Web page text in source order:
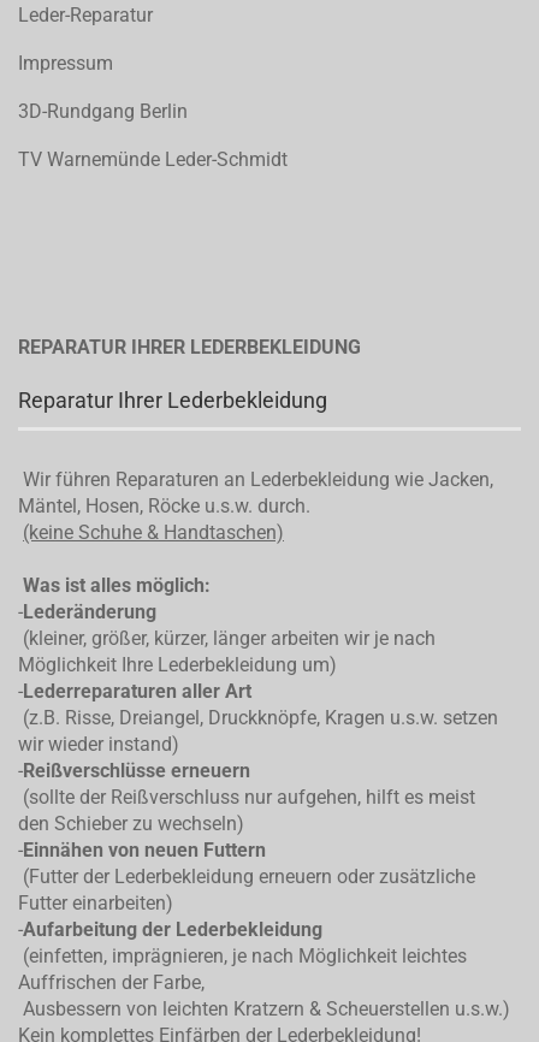
Leder-Reparatur
Impressum
3D-Rundgang Berlin
TV Warnemünde Leder-Schmidt
REPARATUR IHRER LEDERBEKLEIDUNG
Reparatur Ihrer Lederbekleidung
Wir führen Reparaturen an Lederbekleidung wie Jacken,
Mäntel, Hosen, Röcke u.s.w. durch.
(keine Schuhe & Handtaschen)
Was ist alles möglich:
-Lederänderung
(kleiner, größer, kürzer, länger arbeiten wir je nach
Möglichkeit Ihre Lederbekleidung um)
-Lederreparaturen aller Art
(z.B. Risse, Dreiangel, Druckknöpfe, Kragen u.s.w. setzen
wir wieder instand)
-Reißverschlüsse erneuern
(sollte der Reißverschluss nur aufgehen, hilft es meist
den Schieber zu wechseln)
-Einnähen von neuen Futtern
(Futter der Lederbekleidung erneuern oder zusätzliche
Futter einarbeiten)
-Aufarbeitung der Lederbekleidung
(einfetten, imprägnieren, je nach Möglichkeit leichtes
Auffrischen der Farbe,
Ausbessern von leichten Kratzern & Scheuerstellen u.s.w.)
Kein komplettes Einfärben der Lederbekleidung!